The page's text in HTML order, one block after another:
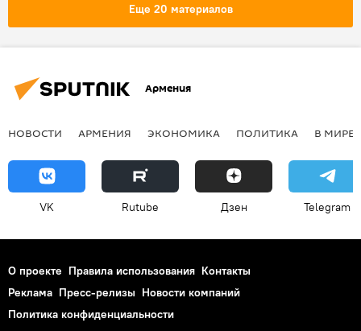
Еще 20 материалов
Армения
НОВОСТИ АРМЕНИЯ ЭКОНОМИКА ПОЛИТИКА В МИРЕ
VK Rutube Дзен Telegram
О проекте Правила использования Контакты
Реклама Пресс-релизы Новости компаний
Политика конфиденциальности